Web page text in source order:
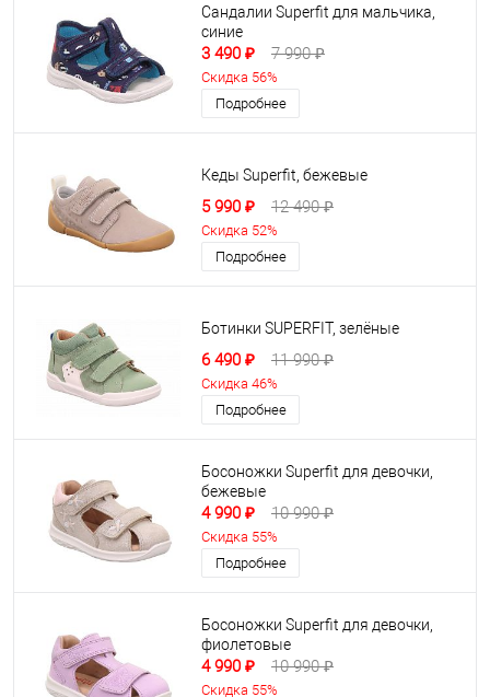
Сандалии Superfit для мальчика,
синие
3 490 ₽ 7 990 ₽
Скидка 56%
Подробнее
Кеды Superfit, бежевые
5 990 ₽ 12 490 ₽
Скидка 52%
Подробнее
Ботинки SUPERFIT, зелёные
6 490 ₽ 11 990 ₽
Скидка 46%
Подробнее
Босоножки Superfit для девочки,
бежевые
4 990 ₽ 10 990 ₽
Скидка 55%
Подробнее
Босоножки Superfit для девочки,
фиолетовые
4 990 ₽ 10 990 ₽
Скидка 55%